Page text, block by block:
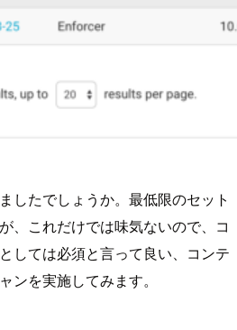
したでしょうか。最低限のセット
、これだけでは味気ないので、コ
しては必須と言って良い、コンテ
ンを実施してみます。